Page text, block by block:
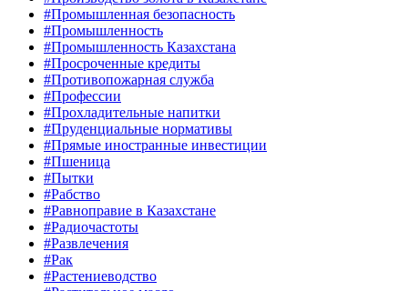
#Промышленная безопасность
#Промышленность
#Промышленность Казахстана
#Просроченные кредиты
#Противопожарная служба
#Профессии
#Прохладительные напитки
#Пруденциальные нормативы
#Прямые иностранные инвестиции
#Пшеница
#Пытки
#Рабство
#Равноправие в Казахстане
#Радиочастоты
#Развлечения
#Рак
#Растениеводство